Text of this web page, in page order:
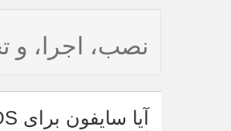
نصب، اجرا، و